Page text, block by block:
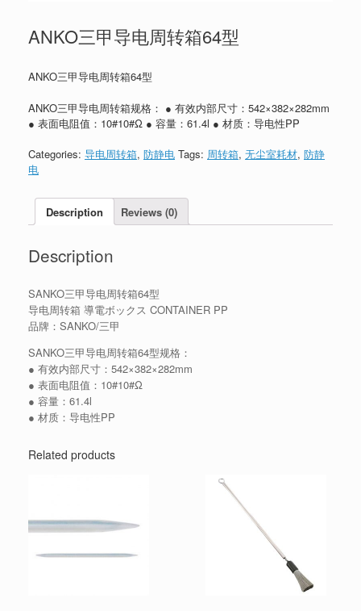
ANKO三甲导电周转箱64型
ANKO三甲导电周转箱64型
ANKO三甲导电周转箱规格： ● 有效内部尺寸：542×382×282mm
● 表面电阻值：10#10#Ω ● 容量：61.4l ● 材质：导电性PP
Categories: 导电周转箱, 防静电 Tags: 周转箱, 无尘室耗材, 防静
电
Description Reviews (0)
Description
SANKO三甲导电周转箱64型
导电周转箱 導電ボックス CONTAINER PP
品牌：SANKO/三甲
SANKO三甲导电周转箱64型规格：
● 有效内部尺寸：542×382×282mm
● 表面电阻值：10#10#Ω
● 容量：61.4l
● 材质：导电性PP
Related products